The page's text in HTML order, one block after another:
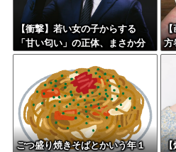
【衝撃】若い女の子からする
「甘い匂い」の正体、まさか分
からないDTなんておらんよな？
よな？w w w w w w w w w w w
【
方
ごつ盛り焼きそばとかいう年１
【